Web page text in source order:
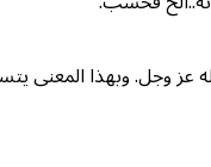
عز وجل. وبهذا المعنى